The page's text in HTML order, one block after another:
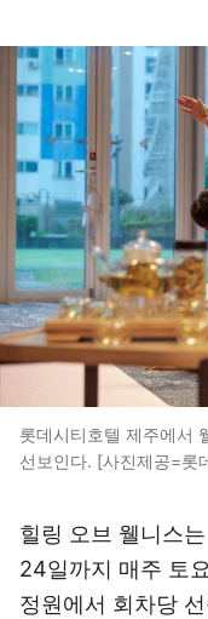
롯데시티호텔 제주에서
선보인다. [사진제공=롯
힐링 오브 웰니스
24일까지 매주 토
정원에서 회차당